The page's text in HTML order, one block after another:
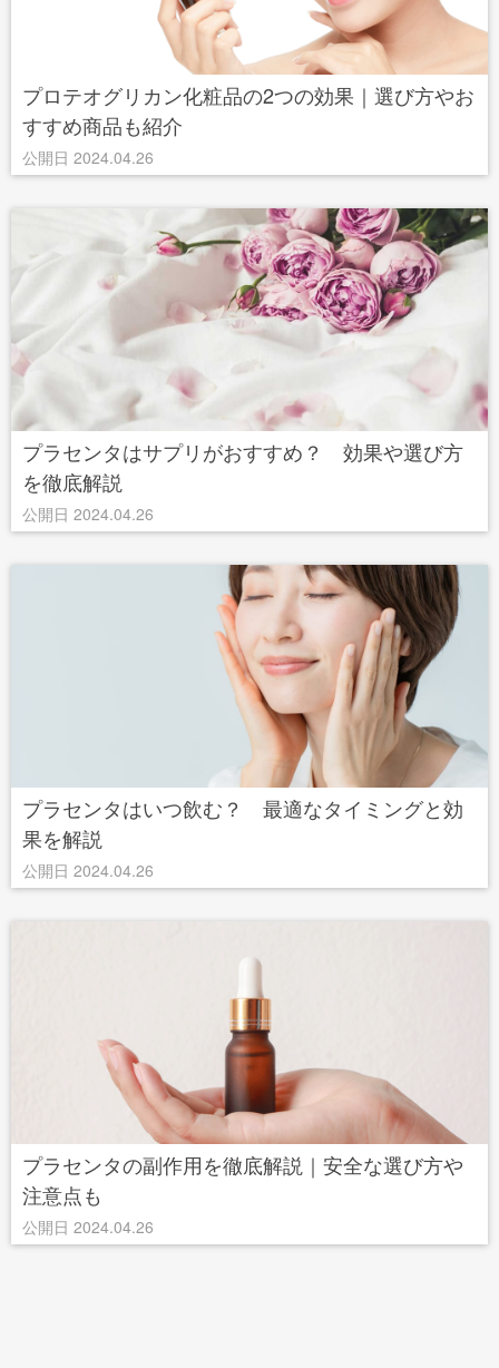
プロテオグリカン化粧品の2つの効果｜選び方やお
すすめ商品も紹介
公開日 2024.04.26
プラセンタはサプリがおすすめ？ 効果や選び方
を徹底解説
公開日 2024.04.26
プラセンタはいつ飲む？ 最適なタイミングと効
果を解説
公開日 2024.04.26
プラセンタの副作用を徹底解説｜安全な選び方や
注意点も
公開日 2024.04.26